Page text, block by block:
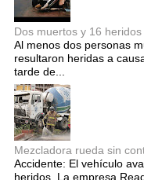
Dos muertos y 16
Al menos dos personas
resultaron heridas a
tarde de...
Mezcladora rueda sin
Accidente: El vehículo
heridos. La empresa